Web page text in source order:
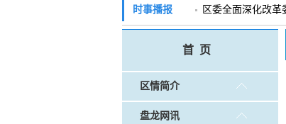
政府信息公开指南 | 政府信息公
常见问
调查征集 做好“六稳”工作 落
时事播报 区委全面深化改
戴惠明调研辖区汽
盘龙区委2026年度
戴惠明调研白沙
首 页
区情简介
盘龙网讯